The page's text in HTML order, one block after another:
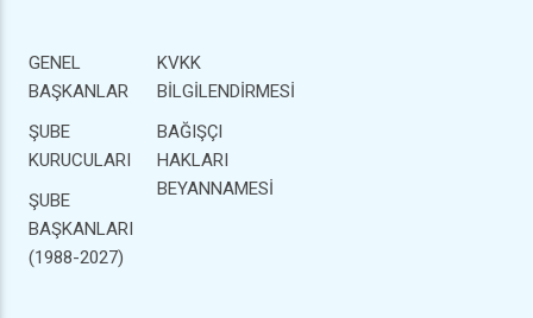
GENEL
BAŞKANLAR
ŞUBE
KURUCULARI
ŞUBE
BAŞKANLARI
(1988-2027)
KVKK
BİLGİLENDİRMESİ
BAĞIŞÇI
HAKLARI
BEYANNAMESİ